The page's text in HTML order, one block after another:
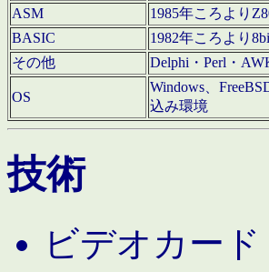
ASM
1985年ころより
BASIC
1982年ころより
その他
Delphi・Perl・
OS
Windows、
込み環境
技術
ビデオカー